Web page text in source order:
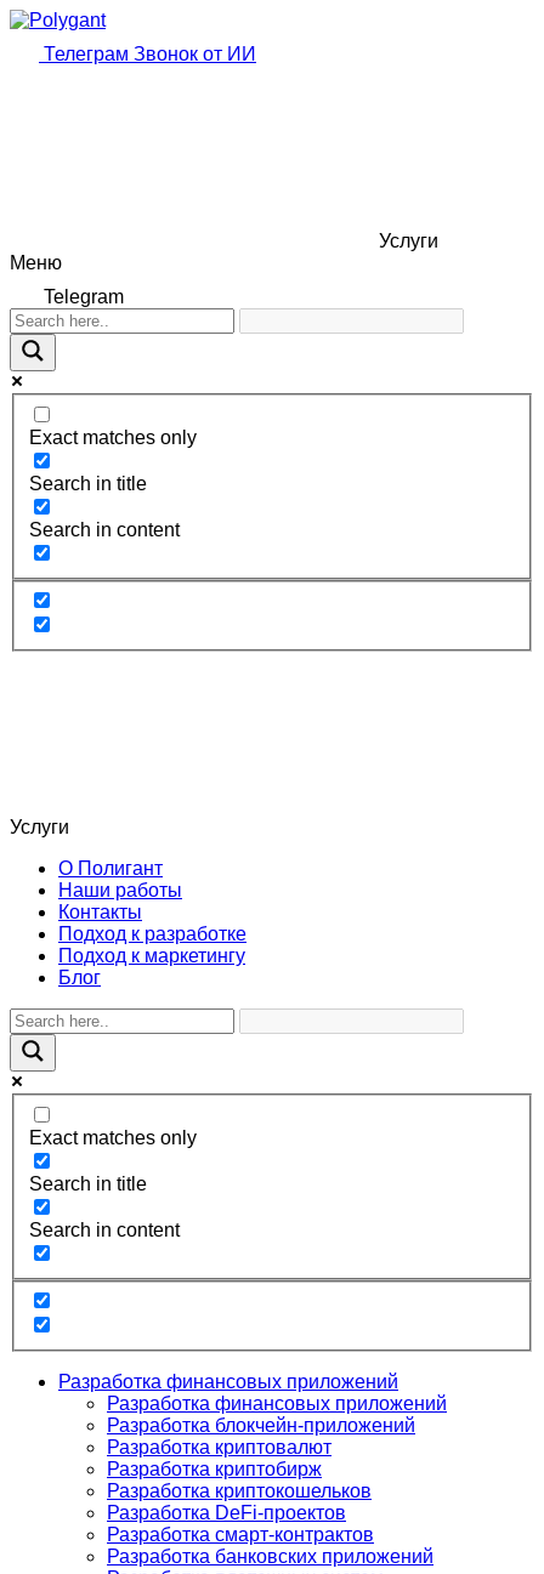
Телеграм Звонок от ИИ
Услуги
Меню
Telegram
Exact matches only
Search in title
Search in content
Услуги
О Полигант
Наши работы
Контакты
Подход к разработке
Подход к маркетингу
Блог
Exact matches only
Search in title
Search in content
Разработка финансовых приложений
Разработка финансовых приложений
Разработка блокчейн-приложений
Разработка криптовалют
Разработка криптобирж
Разработка криптокошельков
Разработка DeFi-проектов
Разработка смарт-контрактов
Разработка банковских приложений